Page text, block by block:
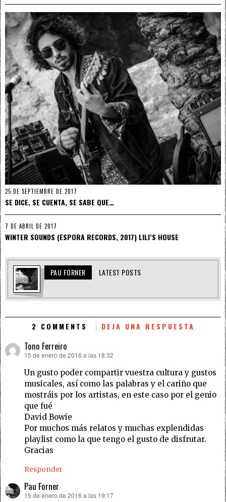
25 DE SEPTIEMBRE DE 2017
SE DICE, SE CUENTA, SE SABE QUE…
7 DE ABRIL DE 2017
WINTER SOUNDS (ESPORA RECORDS, 2017) LILI’S HOUSE
PAU FORNER LATEST POSTS
2 COMMENTS DEJA UNA RESPUESTA
Tono Ferreiro
dice:
15 de enero de 2016 a las 18:32
Un gusto poder compartir vuestra cultura y gustos
musicales, así como las palabras y el cariño que
mostráis por los artistas, en este caso por el genio
que fué
David Bowie
Por muchos más relatos y muchas explendidas
playlist como la que tengo el gusto de disfrutar.
Gracias
Responder
Pau Forner
dice:
15 de enero de 2016 a las 19:17